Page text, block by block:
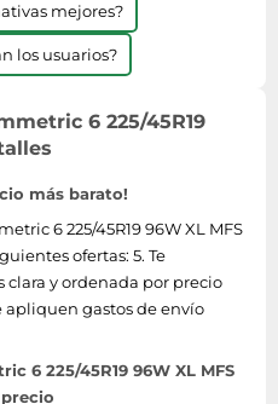
mejores?
los usuarios?
6 225/45R19
más barato!
6 225/45R19 96W XL MFS
ofertas: 5. Te
clara y ordenada por precio
apliquen gastos de envío
6 225/45R19 96W XL MFS